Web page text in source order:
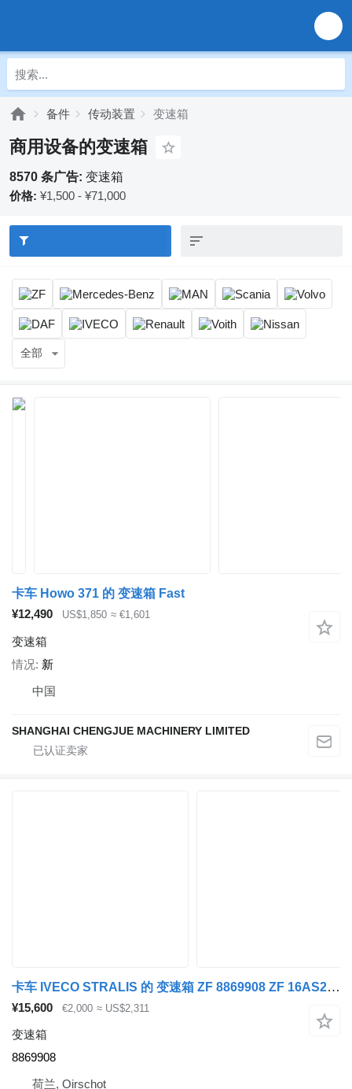
备件 传动装置 变速箱
商用设备的变速箱
8570 条广告: 变速箱
价格: ¥1,500 - ¥71,000
全部
卡车 Howo 371 的 变速箱 Fast
¥12,490
US$1,850 ≈ €1,601
变速箱
情况 新
中国
SHANGHAI CHENGJUE MACHINERY LIMITED
卡车 IVECO STRALIS 的 变速箱 ZF 8869908 ZF 16AS2601 IT Ratio 17,03-1,00 Stralis
¥15,600 €2,000 ≈ US$2,311
变速箱
8869908
荷兰, Oirschot